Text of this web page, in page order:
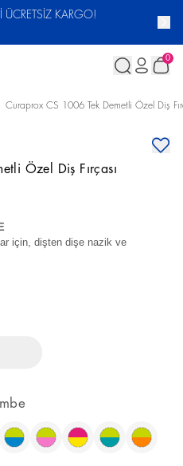
ÜCRETSİZ KARGO!
0
Curaprox CS 1006 Tek Demetli Özel Diş
Özel Diş Fırçası
için, dişten dişe nazik ve